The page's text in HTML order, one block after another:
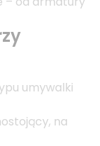
umywalki
na